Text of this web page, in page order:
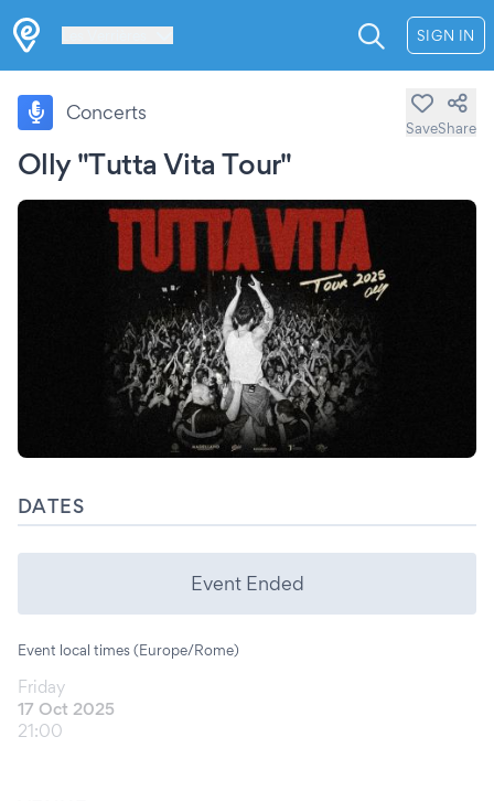
SIGN IN
Olly "Tutta Vita Tour"
Concerts
SaveShare
DATES
Event Ended
Event local times (Europe/Rome)
Friday
17 Oct 2025
21:00